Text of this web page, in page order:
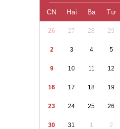
CN Hai Ba Tư
26 27 28 29
2 3 4 5
9 10 11 12
16 17 18 19
23 24 25 26
30 31 1 2